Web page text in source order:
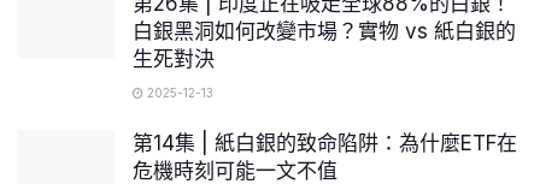
白銀黑洞如何改變市場？實物 vs 紙白銀的
生死對決
2025-12-13
第14集 | 紙白銀的致命陷阱：為什麼ETF在
危機時刻可能一文不值